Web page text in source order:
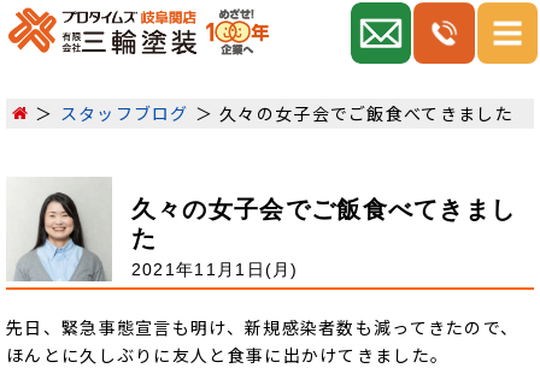
スタッフブログ 久々の女子会でご飯食べてきました
久々の女子会でご飯食べてきまし
た
2021年11月1日(月)
先日、緊急事態宣言も明け、新規感染者数も減ってきたので、
ほんとに久しぶりに友人と食事に出かけてきました。